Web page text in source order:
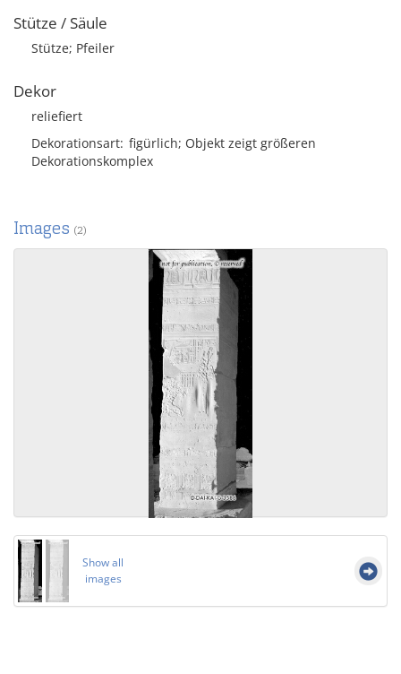
Stütze / Säule
Stütze; Pfeiler
Dekor
reliefiert
Dekorationsart figürlich; Objekt zeigt größeren
Dekorationskomplex
Images (2)
Show all
images